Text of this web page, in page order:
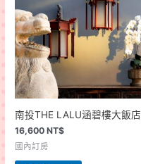
南投THE LALU涵碧樓大飯店
16,600NT$
國內訂房